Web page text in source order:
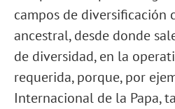
campos de diversificación
ancestral, desde donde
de diversidad, en la
requerida, porque, por
Internacional de la Papa,